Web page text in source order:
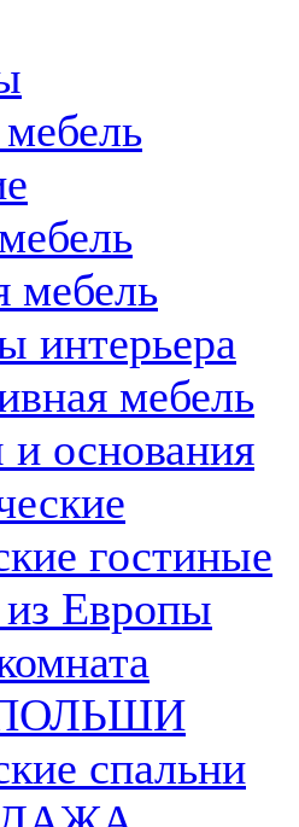
мебель
интерьера
мебель
основания
гостиные
Европы
ПОЛЬШИ
спальни